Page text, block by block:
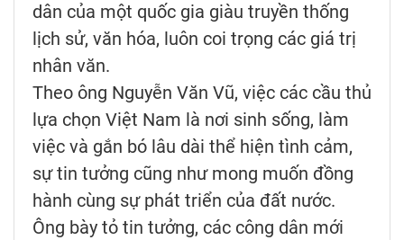
dân của một quốc gia giàu truyền thống
lịch sử, văn hóa, luôn coi trọng các giá trị
nhân văn.
Theo ông Nguyễn Văn Vũ, việc các cầu thủ
lựa chọn Việt Nam là nơi sinh sống, làm
việc và gắn bó lâu dài thể hiện tình cảm,
sự tin tưởng cũng như mong muốn đồng
hành cùng sự phát triển của đất nước.
Ông bày tỏ tin tưởng, các công dân mới